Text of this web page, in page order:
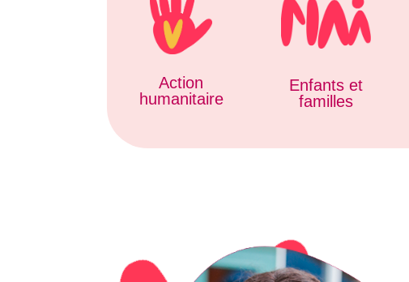
Action
humanitaire
Enfants et
familles